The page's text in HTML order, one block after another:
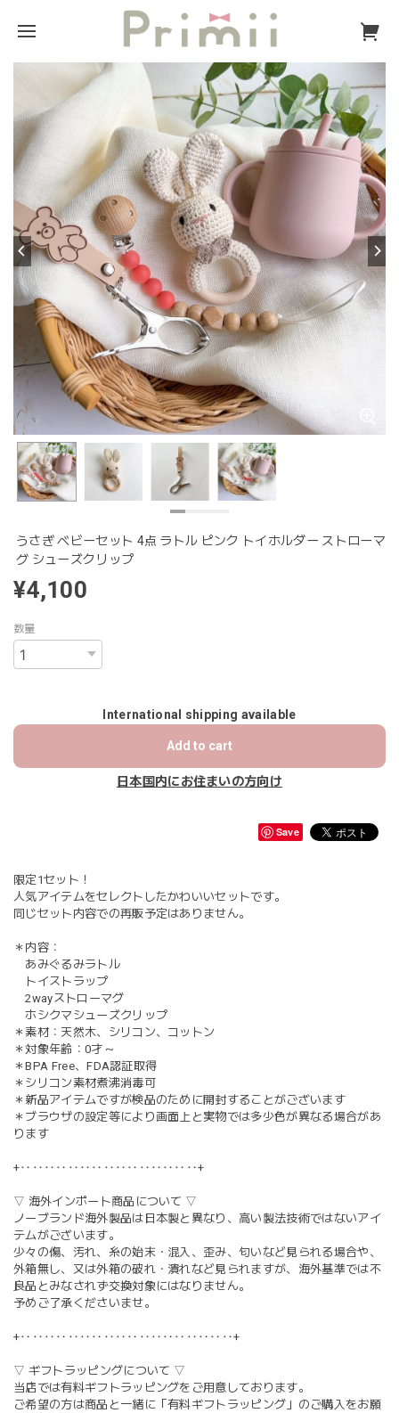
うさぎ ベビーセット 4点 ラトル ピンク トイホルダー ストローマ
グ シューズクリップ
¥4,100
数量
International shipping available
Add to cart
日本国内にお住まいの方向け
Save
限定1セット！
人気アイテムをセレクトしたかわいいセットです。
同じセット内容での再販予定はありません。
＊内容：
あみぐるみラトル
トイストラップ
2wayストローマグ
ホシクマシューズクリップ
＊素材：天然木、シリコン、コットン
＊対象年齢：0才～
＊BPA Free、FDA認証取得
＊シリコン素材煮沸消毒可
＊新品アイテムですが検品のために開封することがございます
＊ブラウザの設定等により画面上と実物では多少色が異なる場合があ
ります
+‥‥‥‥‥‥‥‥‥‥‥‥‥‥‥+
▽ 海外インポート商品について ▽
ノーブランド海外製品は日本製と異なり、高い製法技術ではないアイ
テムがございます。
少々の傷、汚れ、糸の始末・混入、歪み、匂いなど見られる場合や、
外箱無し、又は外箱の破れ・潰れなど見られますが、海外基準では不
良品とみなされず交換対象にはなりません。
予めご了承くださいませ。
+‥‥‥‥‥‥‥‥‥‥‥‥‥‥‥‥‥‥+
▽ ギフトラッピングについて ▽
当店では有料ギフトラッピングをご用意しております。
ご希望の方は商品と一緒に「有料ギフトラッピング」のご購入をお願